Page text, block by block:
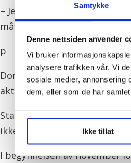
Samtykke
Denne nettsiden anvender
Vi bruker
analysere trafikken vår. Vi
sosiale medier, annonsering
dem, eller som de har
Ikke tillat
– Jeg har tillit til at sakene
måte i den videre
p
Domstoladministrasjonen
aktuelt senere.
Statens sivilrettsforvaltning
ikke kjent om også de
I begynnelsen av november